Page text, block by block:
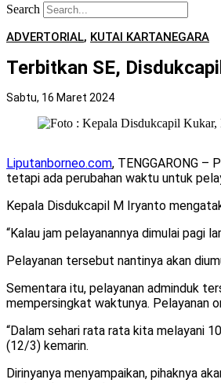
Search
ADVERTORIAL, KUTAI KARTANEGARA
Terbitkan SE,
Sabtu, 16 Maret 2024
Liputanborneo.com, TENGGARONG –
tetapi ada perubahan waktu untuk
Kepala Disdukcapil M Iryanto
“Kalau jam pelayanannya dimulai pagi
Pelayanan tersebut nantinya akan
Sementara itu, pelayanan adminduk
mempersingkat waktunya. Pelayanan
“Dalam sehari rata rata kita melayani
(12/3) kemarin.
Dirinyanya menyampaikan, pihaknya